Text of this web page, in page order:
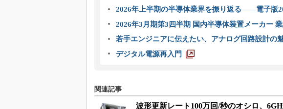
2026年上半期の半導体業界を振り返る――電子版
2026年3月期第3四半期 国内半導体装置メーカー
若手エンジニアに伝えたい、アナログ回路設計の
デジタル電源再入門
関連記事
波形更新レート100万回/秒のオシロ、